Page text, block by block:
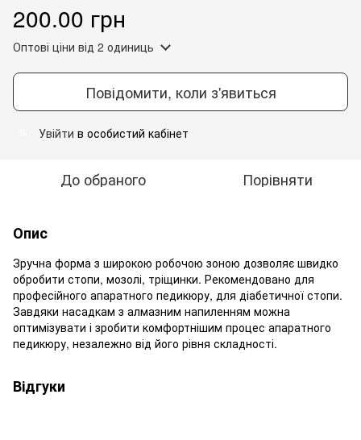
200.00 грн
Оптові ціни від 2 одиниць
Повідомити, коли з'явиться
Увійти в особистий кабінет
До обраного Порівняти
Опис
Зручна форма з широкою робочою зоною дозволяє швидко
обробити стопи, мозолі, тріщинки. Рекомендовано для
професійного апаратного педикюру, для діабетичної стопи.
Завдяки насадкам з алмазним напиленням можна
оптимізувати і зробити комфортнішим процес апаратного
педикюру, незалежно від його рівня складності.
Відгуки